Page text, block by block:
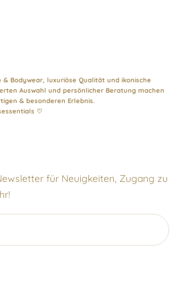
Bodywear, luxuriöse Qualität und ikonische
Auswahl und persönlicher Beratung machen
& besonderen Erlebnis.
♡
für Neuigkeiten, Zugang zu